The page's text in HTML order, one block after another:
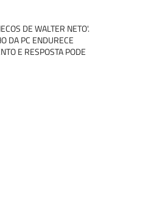
DE WALTER NETO'.
DA PC ENDURECE
E RESPOSTA PODE